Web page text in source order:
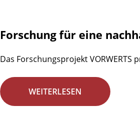
Forschung für eine
Das Forschungsprojekt
WEITERLESEN